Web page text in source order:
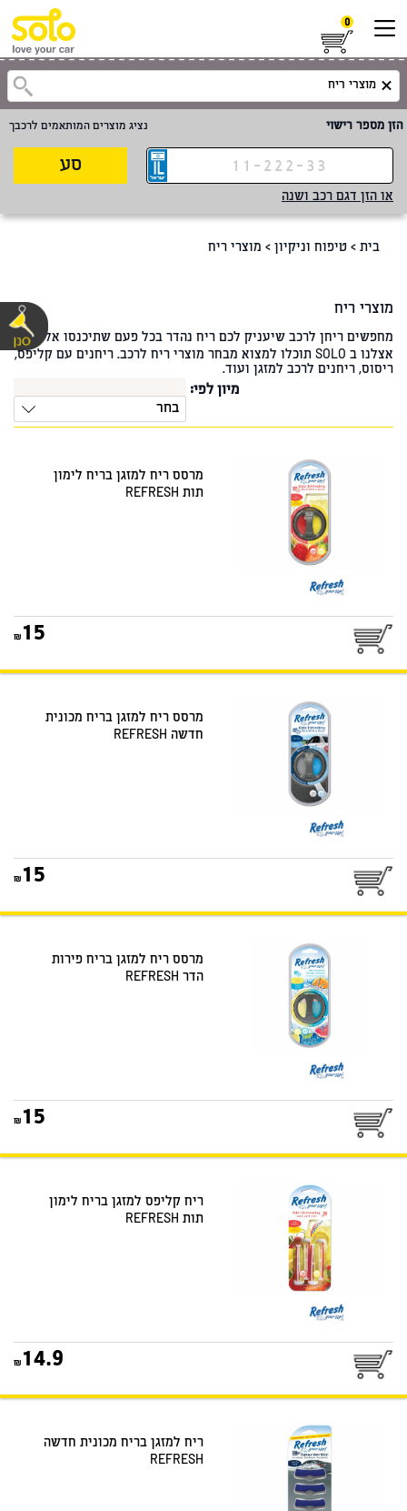
0
הזן מספר רישוי נציג מוצרים המותאמים לרכבך
סע
או הזן דגם רכב ושנה
בית > טיפוח וניקיון > מוצרי ריח
מוצרי ריח
מחפשים ריחן לרכב שיעניק לכם ריח נהדר בכל פעם שתיכנסו אליו?
אצלנו ב SOLO תוכלו למצוא מבחר מוצרי ריח לרכב. ריחנים עם קליפס,
ריסוס, ריחנים לרכב למזגן ועוד.
מיון לפי:
בחר
מרסס ריח למזגן בריח לימון
תות REFRESH
15
מרסס ריח למזגן בריח מכונית
חדשה REFRESH
15
מרסס ריח למזגן בריח פירות
הדר REFRESH
15
ריח קליפס למזגן בריח לימון
תות REFRESH
14.9
ריח למזגן בריח מכונית חדשה
REFRESH